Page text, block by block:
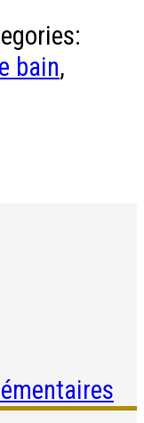
bain,